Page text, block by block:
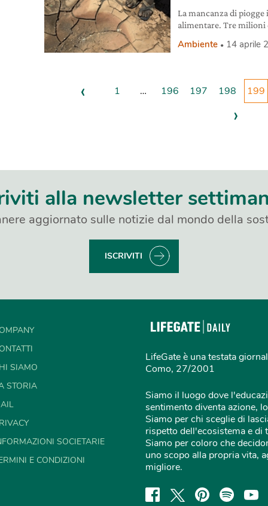
La mancanza di
alimentare. Tre milioni
Ambiente 14 aprile
‹ 1 … 196 197 198 199
›
alla newsletter
aggiornato sulle notizie dal mondo della
ISCRIVITI
SIAMO
STORIA
SOCIETARIE
E CONDIZIONI
LifeGate è una testata
Como, 27/2001
Siamo il luogo dove
sentimento diventa azione,
Siamo per chi sceglie di
rispetto dell'ecosistema e di
Siamo per coloro che
uno scopo alla propria vita,
migliore.